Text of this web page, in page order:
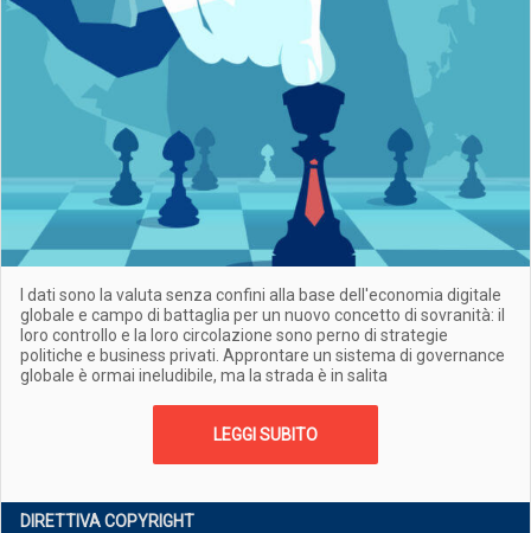
I dati sono la valuta senza confini alla base dell'economia digitale
globale e campo di battaglia per un nuovo concetto di sovranità: il
loro controllo e la loro circolazione sono perno di strategie
politiche e business privati. Approntare un sistema di governance
globale è ormai ineludibile, ma la strada è in salita
LEGGI SUBITO
DIRETTIVA COPYRIGHT